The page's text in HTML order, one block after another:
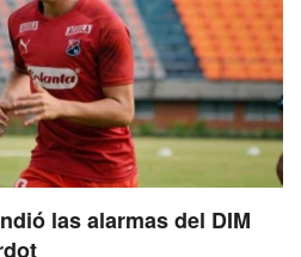
las alarmas del DIM